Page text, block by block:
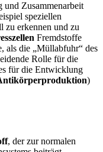
Zusammenarbeit
speziellen
zu erkennen und zu
Fremdstoffe
als die „Müllabfuhr“ des
Rolle für die
für die Entwicklung
)
, der zur normalen